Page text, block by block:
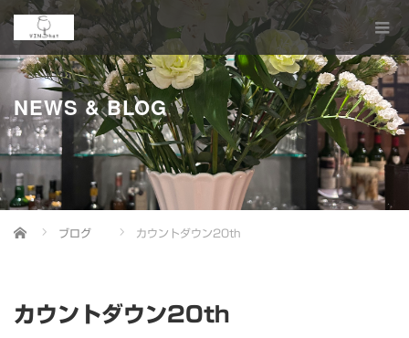
NEWS & BLOG
Home ブログ カウントダウン20th
カウントダウン20th